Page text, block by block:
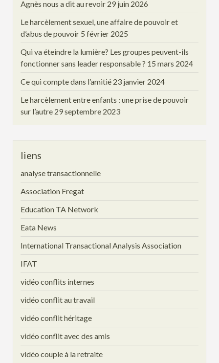
Agnès nous a dit au revoir 29 juin 2026
Le harcèlement sexuel, une affaire de pouvoir et
d’abus de pouvoir 5 février 2025
Qui va éteindre la lumière? Les groupes peuvent-ils
fonctionner sans leader responsable ? 15 mars 2024
Ce qui compte dans l’amitié 23 janvier 2024
Le harcèlement entre enfants : une prise de pouvoir
sur l’autre 29 septembre 2023
liens
analyse transactionnelle
Association Fregat
Education TA Network
Eata News
International Transactional Analysis Association
IFAT
vidéo conflits internes
vidéo conflit au travail
vidéo conflit héritage
vidéo conflit avec des amis
vidéo couple à la retraite